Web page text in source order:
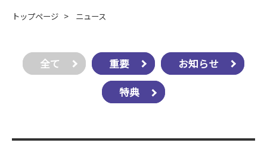
トップページ > ニュース
全て 重要 お知らせ
特典